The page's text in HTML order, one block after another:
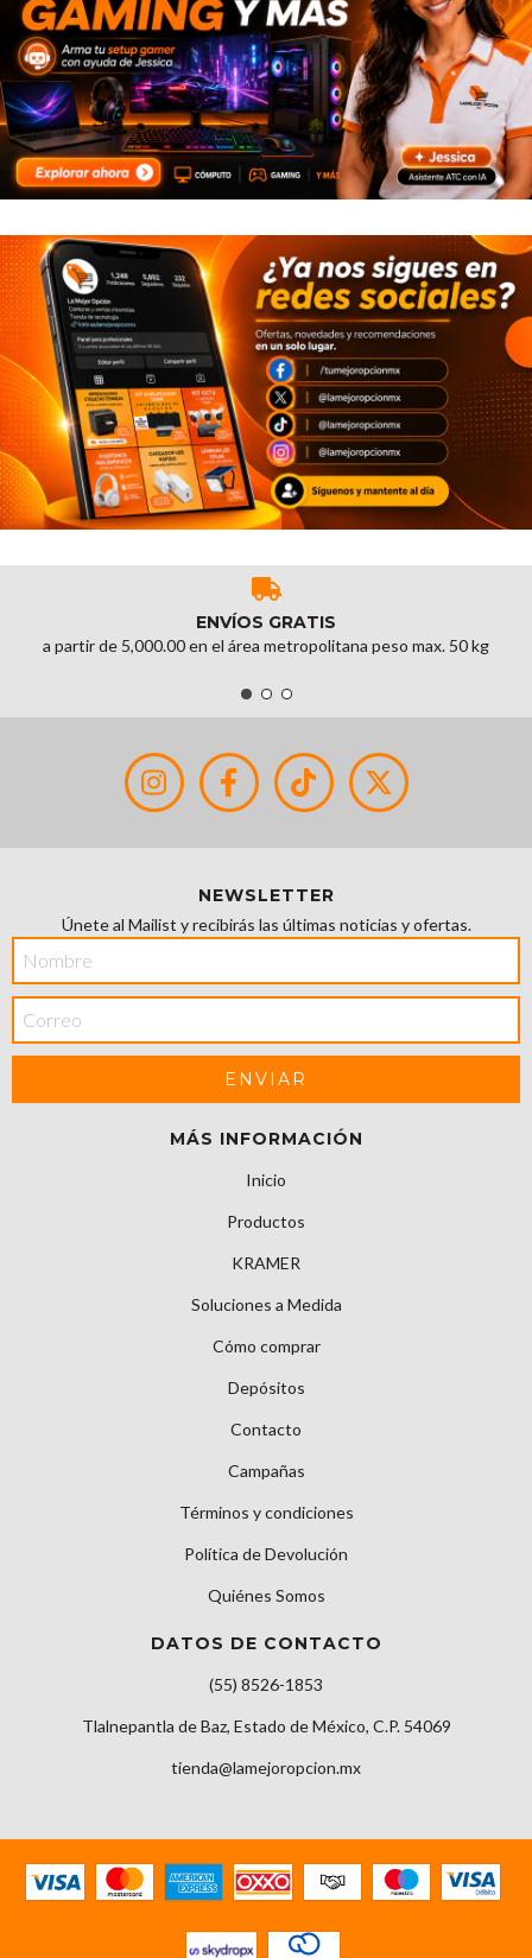
ENVÍOS GRATIS
a partir de 5,000.00 en el área metropolitana peso max. 50 kg
NEWSLETTER
Únete al Mailist y recibirás las últimas noticias y ofertas.
MÁS INFORMACIÓN
Inicio
Productos
KRAMER
Soluciones a Medida
Cómo comprar
Depósitos
Contacto
Campañas
Términos y condiciones
Política de Devolución
Quiénes Somos
DATOS DE CONTACTO
(55) 8526-1853
Tlalnepantla de Baz, Estado de México, C.P. 54069
tienda@lamejoropcion.mx